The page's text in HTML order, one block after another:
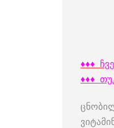
♦♦♦
♦♦♦